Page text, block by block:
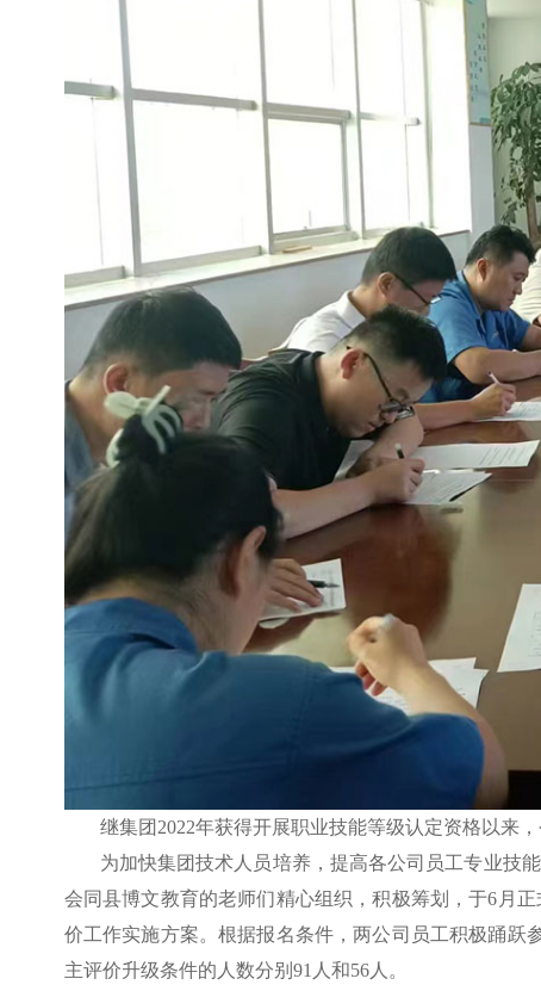
继集团2022年获得开展职业技能等级认定资格以来
为加快集团技术人员培养，提高各公司员工专业技
会同县博文教育的老师们精心组织，积极筹划，于6月
价工作实施方案。根据报名条件，两公司员工积极踊跃
主评价升级条件的人数分别91人和56人。